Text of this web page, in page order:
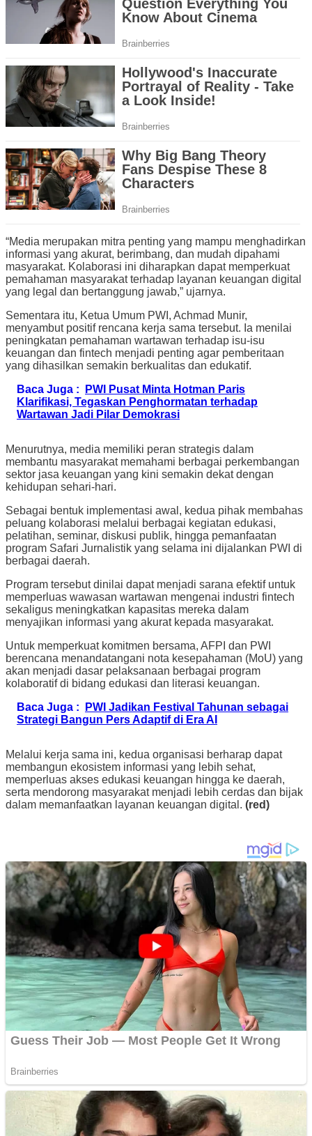
“Media merupakan mitra penting yang mampu menghadirkan
informasi yang akurat, berimbang, dan mudah dipahami
masyarakat. Kolaborasi ini diharapkan dapat memperkuat
pemahaman masyarakat terhadap layanan keuangan digital
yang legal dan bertanggung jawab,” ujarnya.
Sementara itu, Ketua Umum PWI, Achmad Munir,
menyambut positif rencana kerja sama tersebut. Ia menilai
peningkatan pemahaman wartawan terhadap isu-isu
keuangan dan fintech menjadi penting agar pemberitaan
yang dihasilkan semakin berkualitas dan edukatif.
Baca Juga :
PWI Pusat Minta Hotman Paris
Klarifikasi, Tegaskan Penghormatan terhadap
Wartawan Jadi Pilar Demokrasi
Menurutnya, media memiliki peran strategis dalam
membantu masyarakat memahami berbagai perkembangan
sektor jasa keuangan yang kini semakin dekat dengan
kehidupan sehari-hari.
Sebagai bentuk implementasi awal, kedua pihak membahas
peluang kolaborasi melalui berbagai kegiatan edukasi,
pelatihan, seminar, diskusi publik, hingga pemanfaatan
program Safari Jurnalistik yang selama ini dijalankan PWI di
berbagai daerah.
Program tersebut dinilai dapat menjadi sarana efektif untuk
memperluas wawasan wartawan mengenai industri fintech
sekaligus meningkatkan kapasitas mereka dalam
menyajikan informasi yang akurat kepada masyarakat.
Untuk memperkuat komitmen bersama, AFPI dan PWI
berencana menandatangani nota kesepahaman (MoU) yang
akan menjadi dasar pelaksanaan berbagai program
kolaboratif di bidang edukasi dan literasi keuangan.
Baca Juga :
PWI Jadikan Festival Tahunan sebagai
Strategi Bangun Pers Adaptif di Era AI
Melalui kerja sama ini, kedua organisasi berharap dapat
membangun ekosistem informasi yang lebih sehat,
memperluas akses edukasi keuangan hingga ke daerah,
serta mendorong masyarakat menjadi lebih cerdas dan bijak
dalam memanfaatkan layanan keuangan digital. (red)